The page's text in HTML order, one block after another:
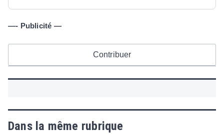
—- Publicité —
Contribuer
Dans la même rubrique